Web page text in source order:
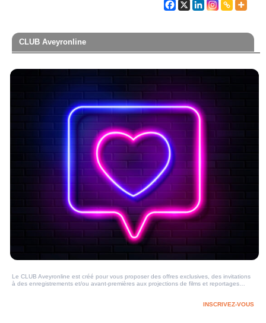
CLUB Aveyronline
Le CLUB Aveyronline est créé pour vous proposer des offres exclusives, des invitations
à des enregistrements et/ou avant-premières aux projections de films et reportages…
INSCRIVEZ-VOUS